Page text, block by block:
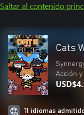
Saltar al contenido
Cats
Acción
11 idiomas